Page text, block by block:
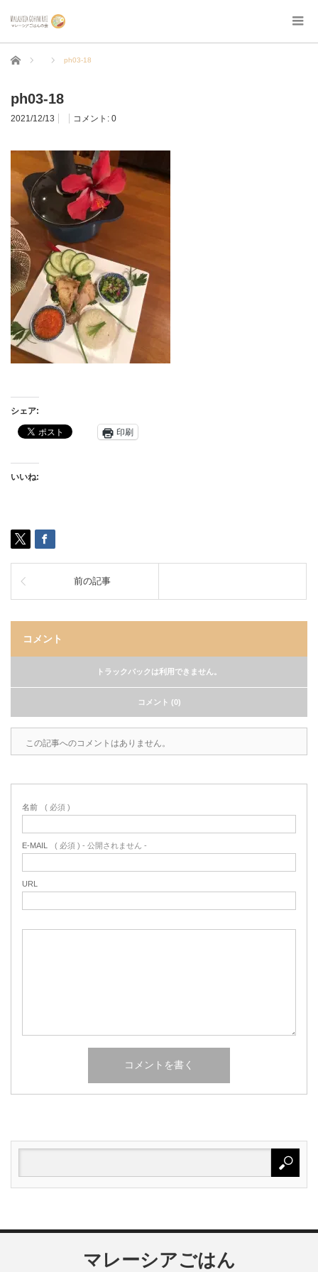
ホーム ph03-18
ph03-18
2021/12/13 コメント: 0
シェア:
印刷
いいね:
前の記事
コメント
トラックバックは利用できません。
コメント (0)
この記事へのコメントはありません。
名前 ( 必須 )
E-MAIL ( 必須 ) - 公開されません -
URL
マレーシアごはん